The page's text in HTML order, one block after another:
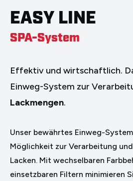
EASY LINE
SPA-System
Effektiv und wirtschaftlich.
Einweg-System zur
Lackmengen.
Unser bewährtes Einweg-
Möglichkeit zur Verarbeitung
Lacken. Mit wechselbaren
einsetzbaren Filtern minimieren